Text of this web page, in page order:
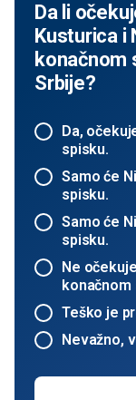
Da li
Kusturica i
konačnom
Srbije?
Da,
spisku.
Samo će
spisku.
Samo će
spisku.
Ne
konačnom
Teško je
Nevažno,